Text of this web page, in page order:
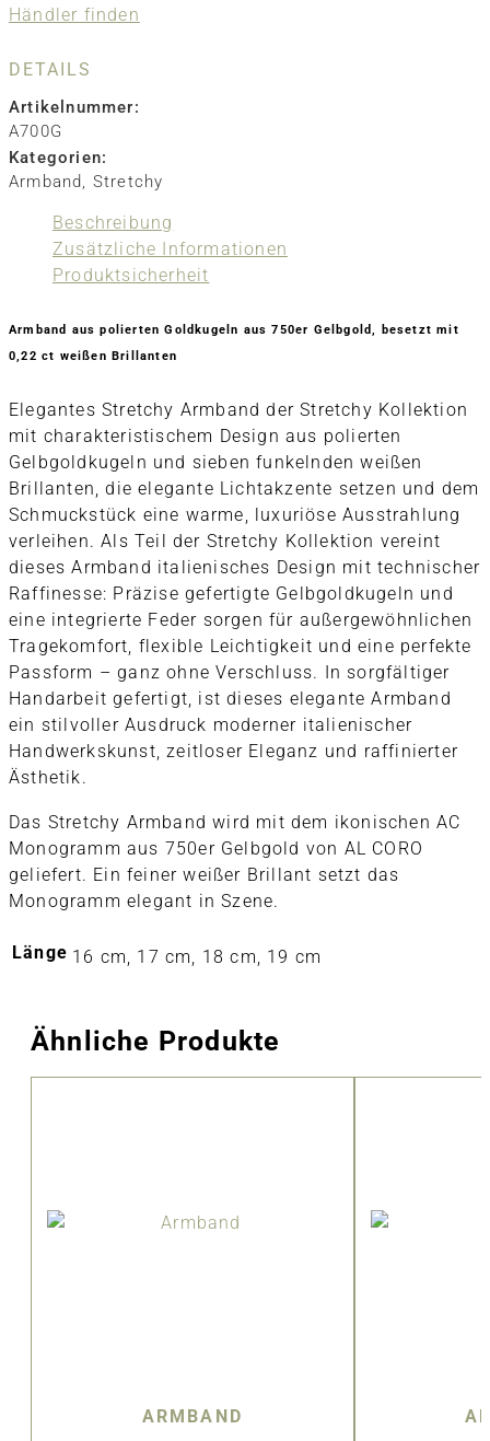
Händler finden
DETAILS
Artikelnummer:
A700G
Kategorien:
Armband
Stretchy
Beschreibung
Zusätzliche Informationen
Produktsicherheit
Armband aus polierten Goldkugeln aus 750er Gelbgold, besetzt mit
0,22 ct weißen Brillanten
Elegantes Stretchy Armband der Stretchy Kollektion
mit charakteristischem Design aus polierten
Gelbgoldkugeln und sieben funkelnden weißen
Brillanten, die elegante Lichtakzente setzen und dem
Schmuckstück eine warme, luxuriöse Ausstrahlung
verleihen. Als Teil der Stretchy Kollektion vereint
dieses Armband italienisches Design mit technischer
Raffinesse: Präzise gefertigte Gelbgoldkugeln und
eine integrierte Feder sorgen für außergewöhnlichen
Tragekomfort, flexible Leichtigkeit und eine perfekte
Passform – ganz ohne Verschluss. In sorgfältiger
Handarbeit gefertigt, ist dieses elegante Armband
ein stilvoller Ausdruck moderner italienischer
Handwerkskunst, zeitloser Eleganz und raffinierter
Ästhetik.
Das Stretchy Armband wird mit dem ikonischen AC
Monogramm aus 750er Gelbgold von AL CORO
geliefert. Ein feiner weißer Brillant setzt das
Monogramm elegant in Szene.
Länge 16 cm, 17 cm, 18 cm, 19 cm
Ähnliche Produkte
ARMBAND